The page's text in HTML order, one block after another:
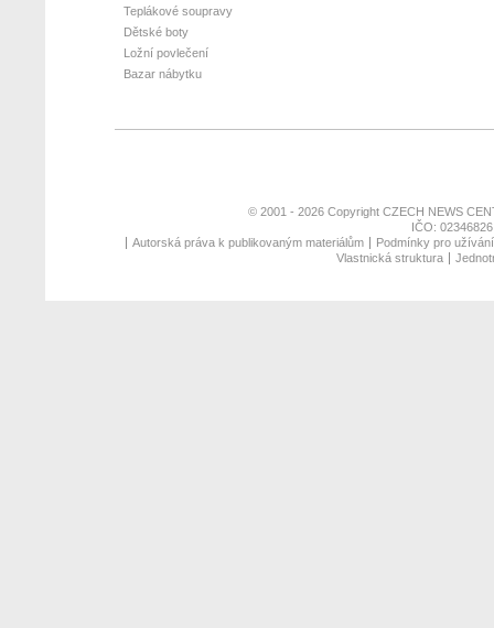
Teplákové soupravy
Dětské boty
Ložní povlečení
Bazar nábytku
© 2001 - 2026 Copyright CZECH NEWS
IČO:
Autorská práva k publikovaným materiálům
Podmínky pro
Vlastnická struktura